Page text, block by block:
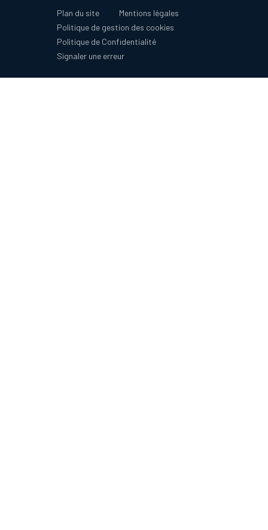
Plan du site
Mentions légales
Politique de gestion des cookies
Politique de Confidentialité
Signaler une erreur